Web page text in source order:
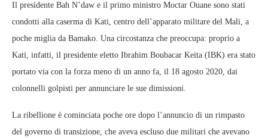
Il presidente Bah N’daw e il primo ministro Moctar Ouane sono stati
condotti alla caserma di Kati, centro dell’apparato militare del Mali, a
poche miglia da Bamako. Una circostanza che preoccupa: proprio a
Kati, infatti, il presidente eletto Ibrahim Boubacar Keita (IBK) era stato
portato via con la forza meno di un anno fa, il 18 agosto 2020, dai
colonnelli golpisti per annunciare le sue dimissioni.
La ribellione è cominciata poche ore dopo l’annuncio di un rimpasto
del governo di transizione, che aveva escluso due militari che avevano